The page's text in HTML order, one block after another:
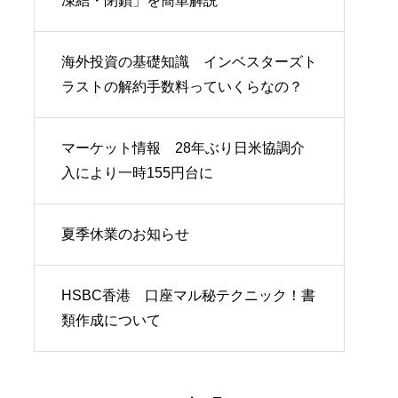
海外投資の基礎知識 インベスターズト
ラストの解約手数料っていくらなの？
マーケット情報 28年ぶり日米協調介
入により一時155円台に
夏季休業のお知らせ
HSBC香港 口座マル秘テクニック！書
類作成について